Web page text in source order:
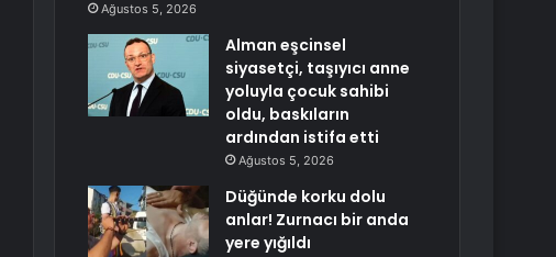
Ağustos 5, 2026
Alman eşcinsel
siyasetçi, taşıyıcı anne
yoluyla çocuk sahibi
oldu, baskıların
ardından istifa etti
Ağustos 5, 2026
Düğünde korku dolu
anlar! Zurnacı bir anda
yere yığıldı